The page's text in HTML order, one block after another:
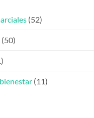
(52)
(50)
(11)